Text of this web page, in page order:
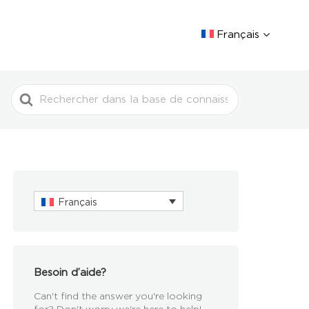
Français
Rechercher
Français
Besoin d’aide?
Can't find the answer you're looking